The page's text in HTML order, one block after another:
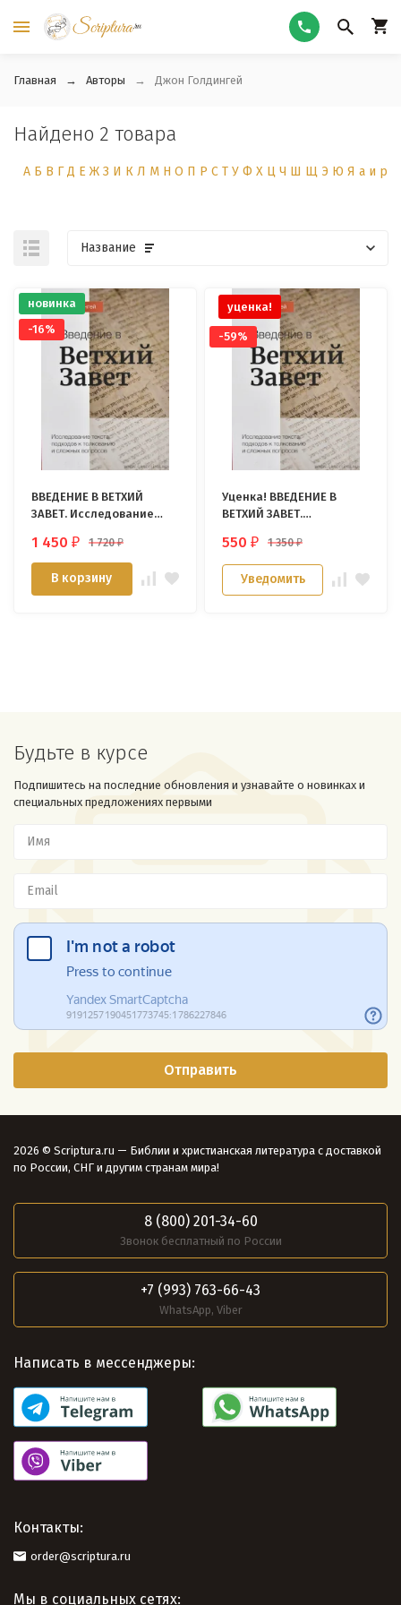
Главная Авторы Джон Голдингей
Найдено 2 товара
А Б В Г Д Е Ж З И К Л М Н О П Р С Т У Ф Х Ц Ч Ш Щ Э Ю Я а и р
Название
новинка
-16%
ВВЕДЕНИЕ В ВЕТХИЙ
ЗАВЕТ. Исследование
толкованию и сложных
вопросов. Джон
Голдингей
1 450₽ 1 720₽
В корзину
уценка!
-59%
Уценка! ВВЕДЕНИЕ В
ВЕТХИЙ ЗАВЕТ.
подходов к толкованию
и сложных вопросов.
Джон Голдингей
550₽ 1 350₽
Уведомить
Будьте в курсе
Подпишитесь на последние обновления и узнавайте о новинках и
специальных предложениях первыми
2026 © Scriptura.ru — Библии и христианская литература с доставкой
по России, СНГ и другим странам мира!
8 (800) 201-34-60
Звонок бесплатный по России
+7 (993) 763-66-43
WhatsApp, Viber
Написать в мессенджеры:
Контакты:
order@scriptura.ru
Мы в социальных сетях: